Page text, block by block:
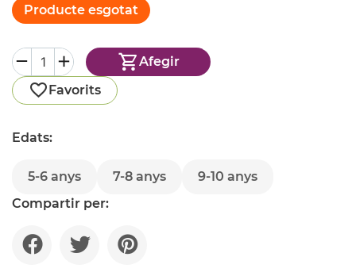
Producte esgotat
Afegir
Favorits
Edats:
5-6 anys 7-8 anys
9-10 anys
Compartir per: